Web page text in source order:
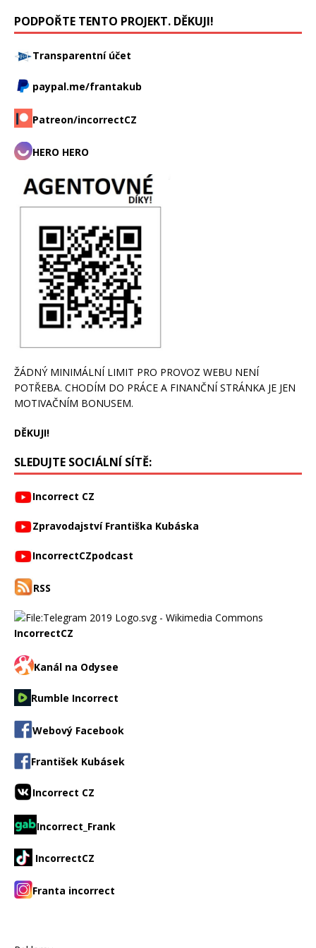
PODPOŘTE TENTO PROJEKT. DĚKUJI!
Transparentní účet
paypal.me/frantakub
Patreon/incorrectCZ
HERO HERO
ŽÁDNÝ MINIMÁLNÍ LIMIT PRO PROVOZ WEBU NENÍ
POTŘEBA. CHODÍM DO PRÁCE A FINANČNÍ STRÁNKA JE JEN
MOTIVAČNÍM BONUSEM.
DĚKUJI!
SLEDUJTE SOCIÁLNÍ SÍTĚ:
Incorrect CZ
Zpravodajství Františka Kubáska
IncorrectCZpodcast
RSS
IncorrectCZ
Kanál na Odysee
Rumble Incorrect
Webový Facebook
František Kubásek
Incorrect CZ
Incorrect_Frank
IncorrectCZ
Franta incorrect